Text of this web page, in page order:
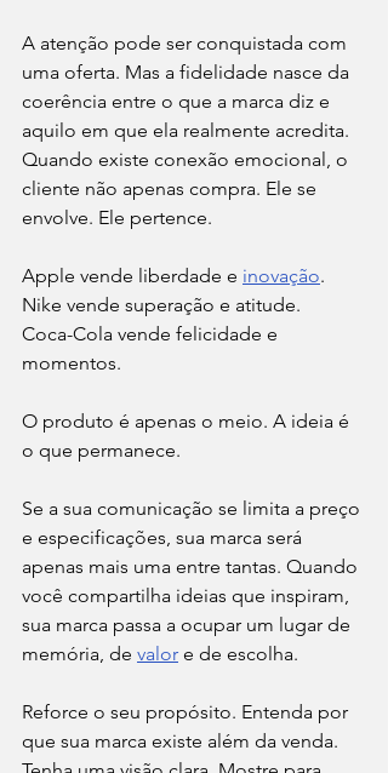
A atenção pode ser conquistada com
uma oferta. Mas a fidelidade nasce da
coerência entre o que a marca diz e
aquilo em que ela realmente acredita.
Quando existe conexão emocional, o
cliente não apenas compra. Ele se
envolve. Ele pertence.
Apple vende liberdade e inovação.
Nike vende superação e atitude.
Coca-Cola vende felicidade e
momentos.
O produto é apenas o meio. A ideia é
o que permanece.
Se a sua comunicação se limita a preço
e especificações, sua marca será
apenas mais uma entre tantas. Quando
você compartilha ideias que inspiram,
sua marca passa a ocupar um lugar de
memória, de valor e de escolha.
Reforce o seu propósito. Entenda por
que sua marca existe além da venda.